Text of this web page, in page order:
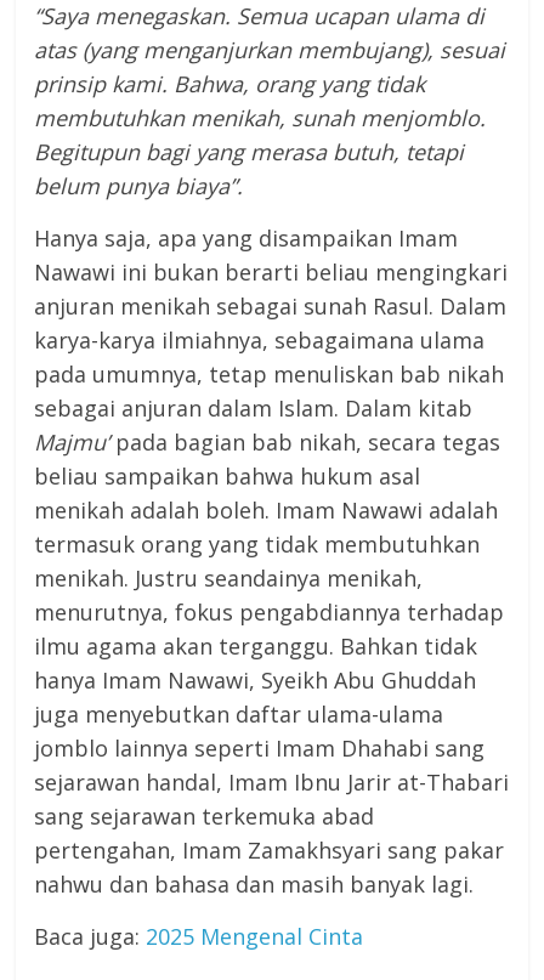
“Saya menegaskan. Semua ucapan ulama di
atas (yang menganjurkan membujang), sesuai
prinsip kami. Bahwa, orang yang tidak
membutuhkan menikah, sunah menjomblo.
Begitupun bagi yang merasa butuh, tetapi
belum punya biaya”.
Hanya saja, apa yang disampaikan Imam
Nawawi ini bukan berarti beliau mengingkari
anjuran menikah sebagai sunah Rasul. Dalam
karya-karya ilmiahnya, sebagaimana ulama
pada umumnya, tetap menuliskan bab nikah
sebagai anjuran dalam Islam. Dalam kitab
Majmu’pada bagian bab nikah, secara tegas
beliau sampaikan bahwa hukum asal
menikah adalah boleh. Imam Nawawi adalah
termasuk orang yang tidak membutuhkan
menikah. Justru seandainya menikah,
menurutnya, fokus pengabdiannya terhadap
ilmu agama akan terganggu. Bahkan tidak
hanya Imam Nawawi, Syeikh Abu Ghuddah
juga menyebutkan daftar ulama-ulama
jomblo lainnya seperti Imam Dhahabi sang
sejarawan handal, Imam Ibnu Jarir at-Thabari
sang sejarawan terkemuka abad
pertengahan, Imam Zamakhsyari sang pakar
nahwu dan bahasa dan masih banyak lagi.
Baca juga: 2025 Mengenal Cinta